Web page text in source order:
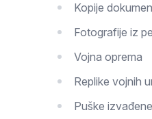
Kopije
Fotografije iz
Vojna oprema
Replike vojnih
Puške